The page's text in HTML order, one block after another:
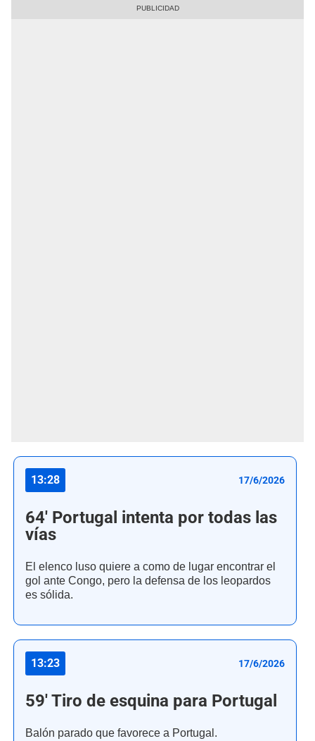
13:28 17/6/2026
64' Portugal intenta por todas las
vías
El elenco luso quiere a como de lugar encontrar el
gol ante Congo, pero la defensa de los leopardos
es sólida.
13:23 17/6/2026
59' Tiro de esquina para Portugal
Balón parado que favorece a Portugal.